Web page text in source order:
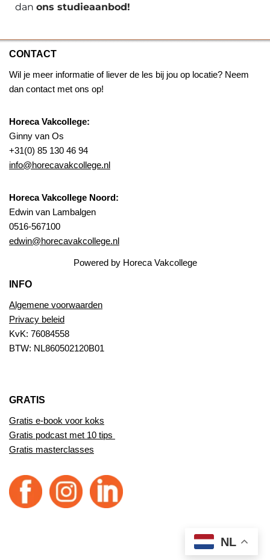
dan ons studieaanbod!
CONTACT
Wil je meer informatie of liever de les bij jou op locatie? Neem
dan contact met ons op!
Horeca Vakcollege:
Ginny van Os
+31(0) 85 130 46 94
info@horecavakcollege.nl
Horeca Vakcollege Noord:
Edwin van Lambalgen
0516-567100
edwin@horecavakcollege.nl
Powered by Horeca Vakcollege
INFO
Algemene voorwaarden
Privacy beleid
KvK: 76084558
BTW: NL860502120B01
GRATIS
Gratis e-book voor koks
Gratis podcast met 10 tips
Gratis masterclasses
NL